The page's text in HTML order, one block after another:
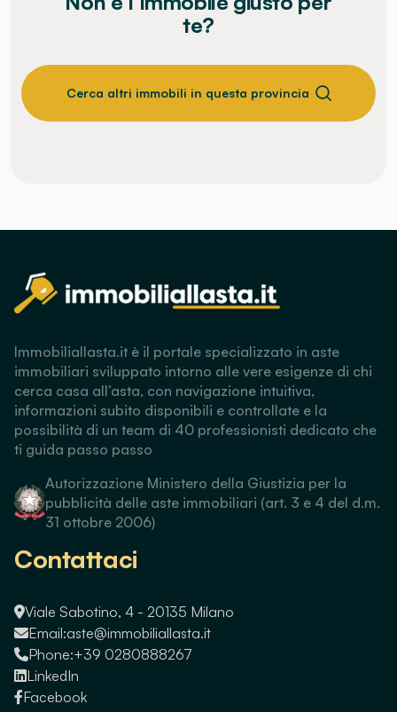
te?
Cerca altri immobili in questa provincia
Immobiliallasta.it è il portale specializzato in aste
immobiliari sviluppato intorno alle vere esigenze di chi
cerca casa all’asta, con navigazione intuitiva,
informazioni subito disponibili e controllate e la
possibilità di un team di 40 professionisti dedicato che
ti guida passo passo
Autorizzazione Ministero della Giustizia per la
pubblicità delle aste immobiliari (art. 3 e 4 del d.m.
31 ottobre 2006)
Contattaci
Viale Sabotino, 4 - 20135 Milano
Email:aste@immobiliallasta.it
Phone:+39 0280888267
LinkedIn
Facebook